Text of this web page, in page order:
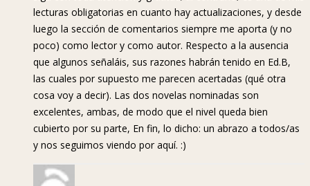
lecturas obligatorias en cuanto hay actualizaciones, y desde
luego la sección de comentarios siempre me aporta (y no
poco) como lector y como autor. Respecto a la ausencia
que algunos señaláis, sus razones habrán tenido en Ed.B,
las cuales por supuesto me parecen acertadas (qué otra
cosa voy a decir). Las dos novelas nominadas son
excelentes, ambas, de modo que el nivel queda bien
cubierto por su parte, En fin, lo dicho: un abrazo a todos/as
y nos seguimos viendo por aquí. :)